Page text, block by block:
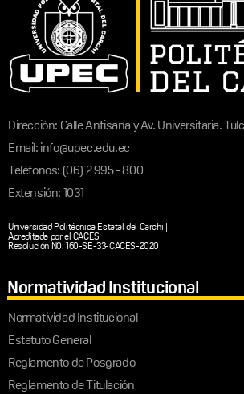
Dirección: Calle Antisana y Av. Universitaria.
Email: info@upec.edu.ec
Teléfonos: (06) 2 995 - 800
Extensión: 1031
Universidad Politécnica Estatal del Carchi |
Acreditada por el CACES
Resolución N0. 160-SE-33-CACES-2020
Normatividad Institucional
Normatividad Institucional
Estatuto General
Reglamento de Posgrado
Reglamento de Titulación